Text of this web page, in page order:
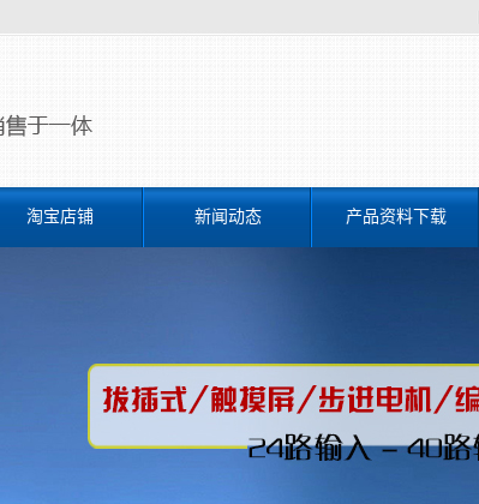
淘宝店铺 新闻动态 产品资料下载